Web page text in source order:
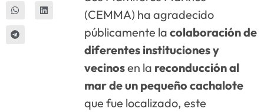
(CEMMA) ha agradecido
públicamente lacolaboración de
diferentes instituciones y
vecinosen la reconducciónal
mar de un pequeño cachalote
que fue localizado, este